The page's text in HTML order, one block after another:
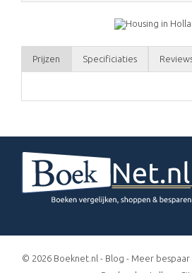
Prijzen Specificiaties
© 2026 Boeknet.nl - Blog - Meer bespaar